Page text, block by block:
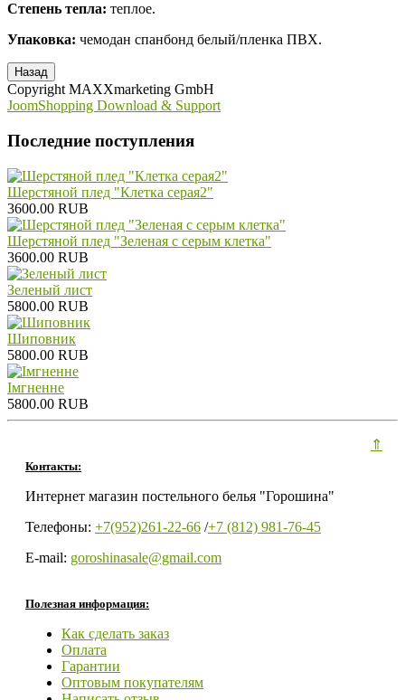
Степень тепла: теплое.
Упаковка: чемодан спанбонд белый/пленка ПВХ.
Copyright MAXXmarketing GmbH
JoomShopping Download & Support
Последние поступления
Шерстяной плед "Клетка серая2"
3600.00 RUB
Шерстяной плед "Зеленая с серым клетка"
3600.00 RUB
Зеленый лист
5800.00 RUB
Шиповник
5800.00 RUB
Iмгненне
5800.00 RUB
Контакты:
Интернет магазин постельного белья "Горошина"
Телефоны: +7(952)261-22-66 /+7 (812) 981-76-45
E-mail: goroshinasale@gmail.com
Полезная информация:
Как сделать заказ
Оплата
Гарантии
Оптовым покупателям
⇑